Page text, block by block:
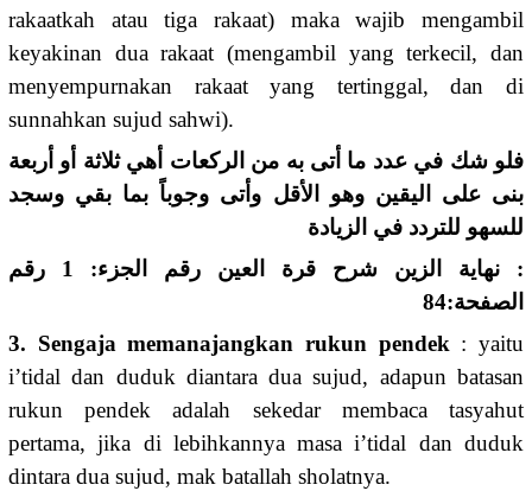
rakaatkah atau tiga rakaat) maka wajib mengambil
keyakinan dua rakaat (mengambil yang terkecil, dan
menyempurnakan rakaat yang tertinggal, dan di
sunnahkan sujud sahwi).
فلو شك في عدد ما أتى به من الركعات أهي ثلاثة أو أربعة
بنى على اليقين وهو الأقل وأتى وجوباً بما بقي وسجد
للسهو للتردد في الزيادة
: نهاية الزين شرح قرة العين رقم الجزء: 1 رقم
الصفحة:84
3. Sengaja memanajangkan rukun pendek : yaitu
i’tidal dan duduk diantara dua sujud, adapun batasan
rukun pendek adalah sekedar membaca tasyahut
pertama, jika di lebihkannya masa i’tidal dan duduk
dintara dua sujud, mak batallah sholatnya.